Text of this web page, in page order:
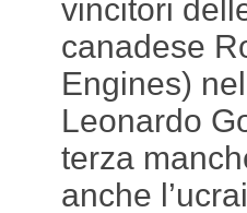
vincitori
canadese
Engines)
Leonardo
terza
anche